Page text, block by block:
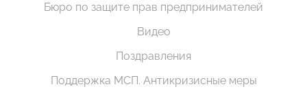
Бюро по защите прав предпринимателей
Видео
Поздравления
Поддержка МСП. Антикризисные меры